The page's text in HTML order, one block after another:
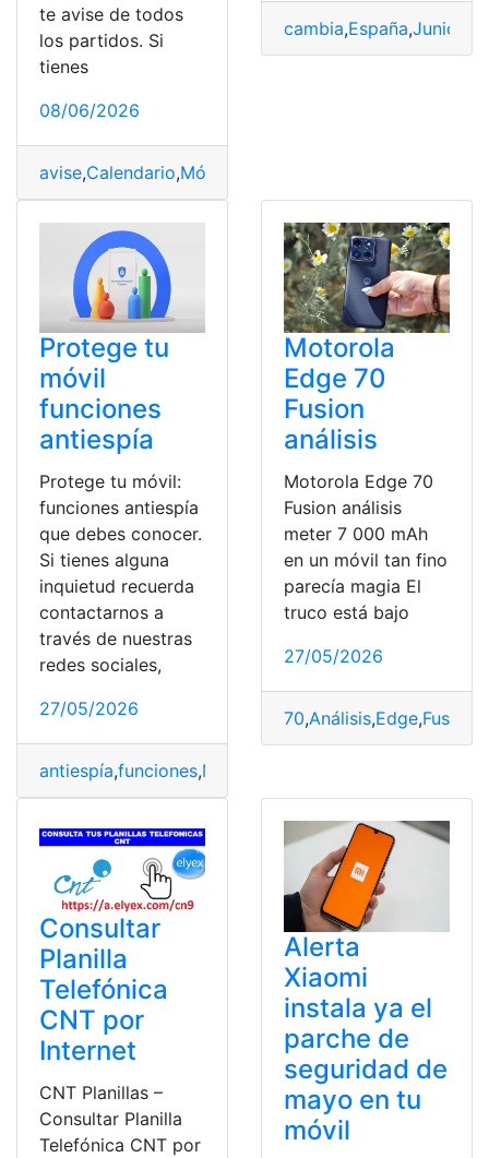
te avise de todos
los partidos. Si
tienes
08/06/2026
avise,Calendario,Móvil
cambia,España,Junio
Protege tu
móvil
funciones
antiespía
Protege tu móvil:
funciones antiespía
que debes conocer.
Si tienes alguna
inquietud recuerda
contactarnos a
través de nuestras
redes sociales,
27/05/2026
antiespía,funciones,Móvil
Motorola
Edge 70
Fusion
análisis
Motorola Edge 70
Fusion análisis
meter 7 000 mAh
en un móvil tan fino
parecía magia El
truco está bajo
27/05/2026
70,Análisis,Edge,Fusión
Consultar
Planilla
Telefónica
CNT por
Internet
CNT Planillas –
Consultar Planilla
Telefónica CNT por
Alerta
Xiaomi
instala ya el
parche de
seguridad de
mayo en tu
móvil